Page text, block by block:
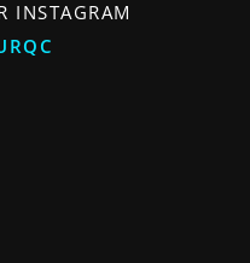
INSTAGRAM